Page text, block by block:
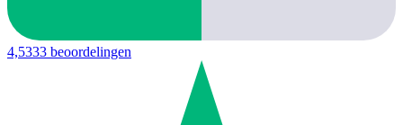
4,5333 beoordelingen